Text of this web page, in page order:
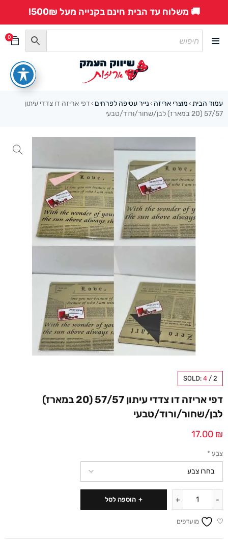
🚚 משלוח עד הבית חינם בקנייה מעל 500₪!
0
עמוד הבית › מוצרי אריזה › נייר עטיפה לפרחים › דפי אריזה דו צדדי עיתון
57/57 (20 במארז) לבן/שחור/ורוד/טבעי
SOLD: 4 / 2
דפי אריזה דו צדדי עיתון 57/57 (20 במארז)
לבן/שחור/ורוד/טבעי
17.00 ₪
צבע *
הוספה לסל
מועדפים